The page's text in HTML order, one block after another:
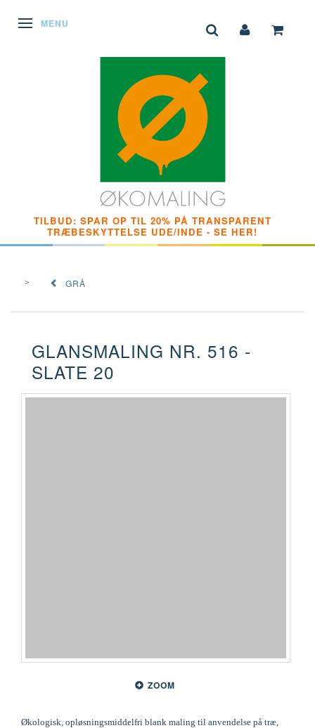
SKIFTE NAVIGATION
MENU
TILBUD: SPAR OP TIL 20% PÅ TRANSPARENT
TRÆBESKYTTELSE UDE/INDE - SE HER!
GRÅ
GLANSMALING NR. 516 -
SLATE 20
ZOOM
Økologisk, opløsningsmiddelfri blank maling til anvendelse på træ,